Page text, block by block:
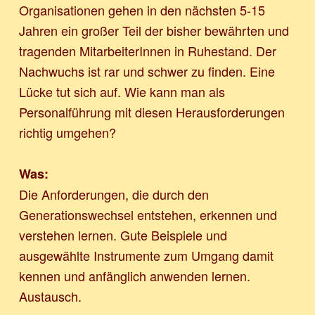
Organisationen gehen in den nächsten 5-15
Jahren ein großer Teil der bisher bewährten und
tragenden MitarbeiterInnen in Ruhestand. Der
Nachwuchs ist rar und schwer zu finden. Eine
Lücke tut sich auf. Wie kann man als
Personalführung mit diesen Herausforderungen
richtig umgehen?
Was:
Die Anforderungen, die durch den
Generationswechsel entstehen, erkennen und
verstehen lernen. Gute Beispiele und
ausgewählte Instrumente zum Umgang damit
kennen und anfänglich anwenden lernen.
Austausch.